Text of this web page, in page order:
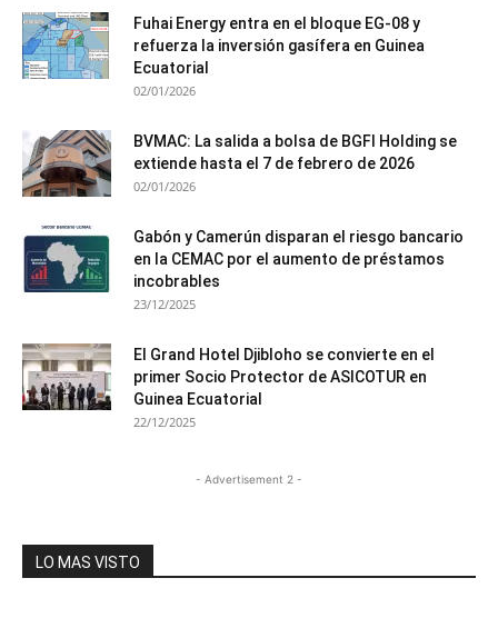
Fuhai Energy entra en el bloque EG-08 y
refuerza la inversión gasífera en Guinea
Ecuatorial
02/01/2026
BVMAC: La salida a bolsa de BGFI Holding se
extiende hasta el 7 de febrero de 2026
02/01/2026
Gabón y Camerún disparan el riesgo bancario
en la CEMAC por el aumento de préstamos
incobrables
23/12/2025
El Grand Hotel Djibloho se convierte en el
primer Socio Protector de ASICOTUR en
Guinea Ecuatorial
22/12/2025
- Advertisement 2 -
LO MAS VISTO